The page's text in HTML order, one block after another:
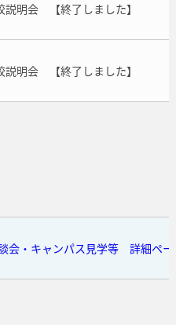
説明会 【終了しました】
説明会 【終了しました】
会・キャンパス見学等 詳細ペ